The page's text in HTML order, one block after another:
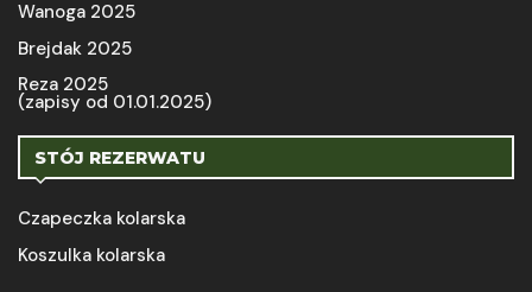
Wanoga 2025
Brejdak 2025
Reza 2025
(zapisy od 01.01.2025)
STÓJ REZERWATU
Czapeczka kolarska
Koszulka kolarska